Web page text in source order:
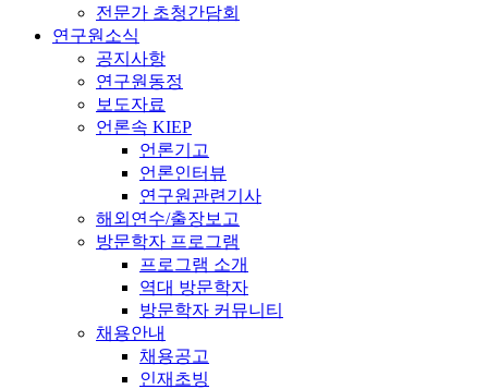
전문가 초청간담회
연구원소식
공지사항
연구원동정
보도자료
언론속 KIEP
언론기고
언론인터뷰
연구원관련기사
해외연수/출장보고
방문학자 프로그램
프로그램 소개
역대 방문학자
방문학자 커뮤니티
채용안내
채용공고
인재초빙